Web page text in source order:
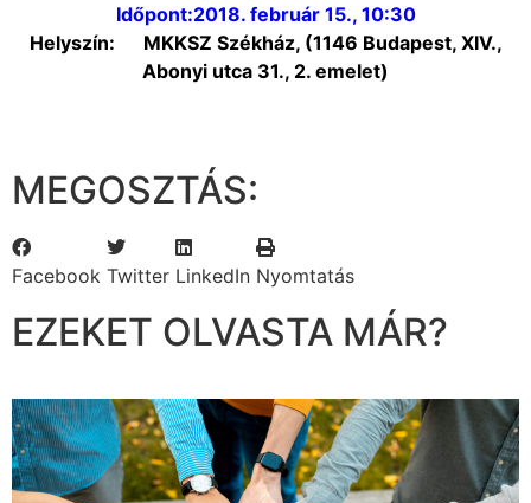
Időpont:2018. február 15., 10:30
Helyszín: MKKSZ Székház, (1146 Budapest, XIV.,
Abonyi utca 31., 2. emelet)
MEGOSZTÁS:
Facebook Twitter LinkedIn Nyomtatás
EZEKET OLVASTA MÁR?